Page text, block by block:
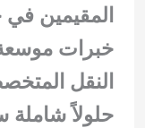
المقيمين
خبرات
النقل
حلولاً شاملة